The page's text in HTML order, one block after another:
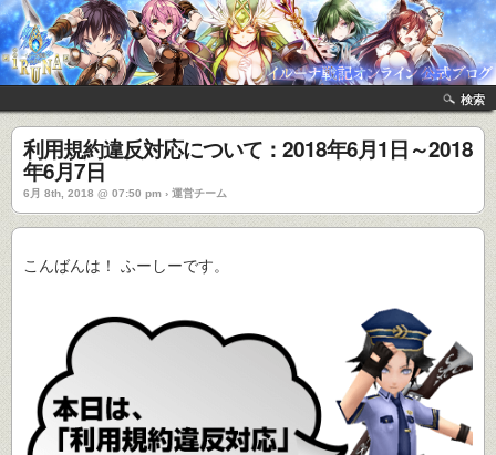
検索
利用規約違反対応について：2018年6月1日～2018
年6月7日
6月 8th, 2018 @ 07:50 pm › 運営チーム
こんばんは！ ふーしーです。